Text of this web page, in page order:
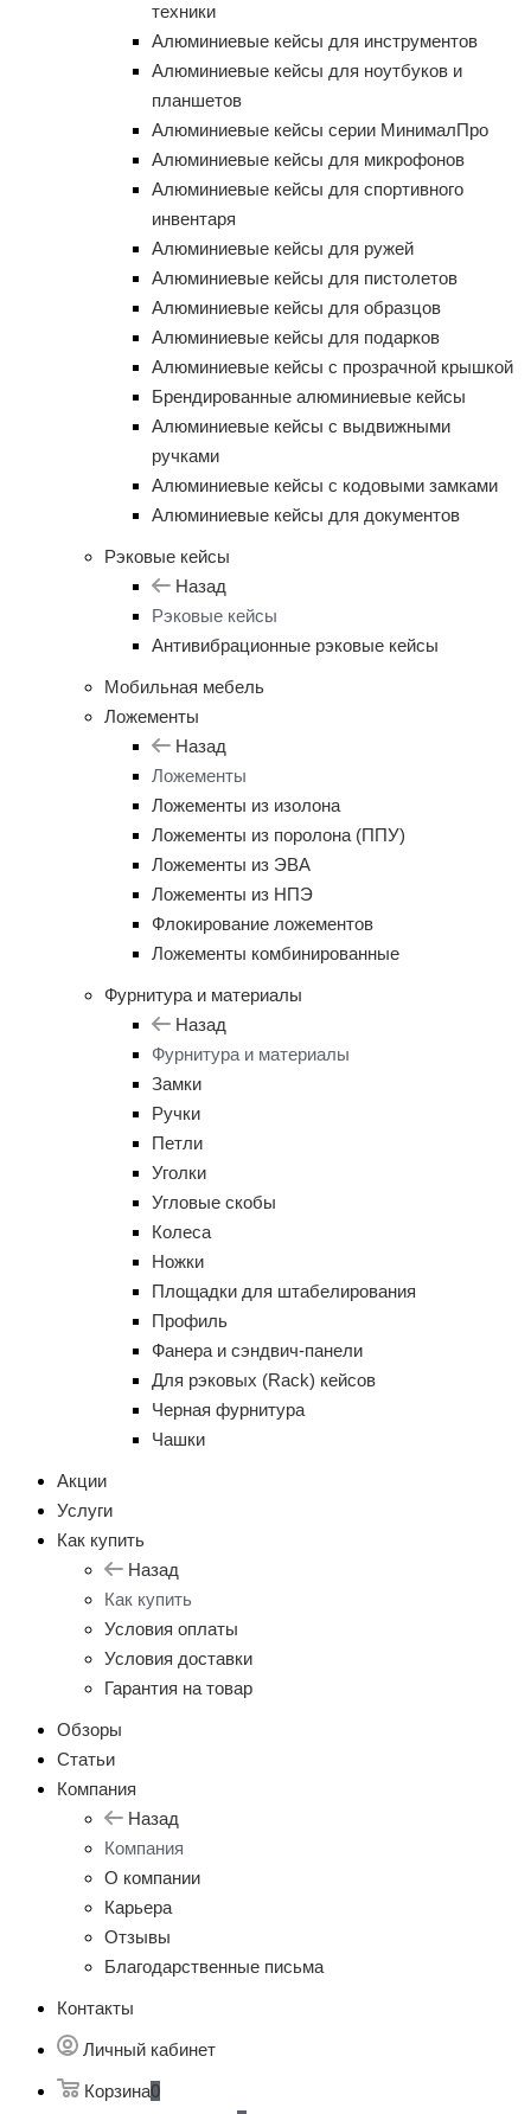
техники
Алюминиевые кейсы для инструментов
Алюминиевые кейсы для ноутбуков и
планшетов
Алюминиевые кейсы серии МинималПро
Алюминиевые кейсы для микрофонов
Алюминиевые кейсы для спортивного
инвентаря
Алюминиевые кейсы для ружей
Алюминиевые кейсы для пистолетов
Алюминиевые кейсы для образцов
Алюминиевые кейсы для подарков
Алюминиевые кейсы с прозрачной крышкой
Брендированные алюминиевые кейсы
Алюминиевые кейсы с выдвижными
ручками
Алюминиевые кейсы с кодовыми замками
Алюминиевые кейсы для документов
Рэковые кейсы
Назад
Рэковые кейсы
Антивибрационные рэковые кейсы
Мобильная мебель
Ложементы
Назад
Ложементы
Ложементы из изолона
Ложементы из поролона (ППУ)
Ложементы из ЭВА
Ложементы из НПЭ
Флокирование ложементов
Ложементы комбинированные
Фурнитура и материалы
Назад
Фурнитура и материалы
Замки
Ручки
Петли
Уголки
Угловые скобы
Колеса
Ножки
Площадки для штабелирования
Профиль
Фанера и сэндвич-панели
Для рэковых (Rack) кейсов
Черная фурнитура
Чашки
Акции
Услуги
Как купить
Назад
Как купить
Условия оплаты
Условия доставки
Гарантия на товар
Обзоры
Статьи
Компания
Назад
Компания
О компании
Карьера
Отзывы
Благодарственные письма
Контакты
Личный кабинет
Корзина0